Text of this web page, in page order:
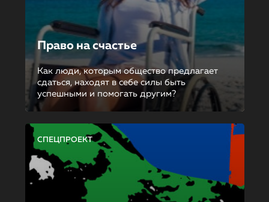
Право на счастье
Как люди, которым общество предлагает
сдаться, находят в себе силы быть
успешными и помогать другим?
СПЕЦПРОЕКТ